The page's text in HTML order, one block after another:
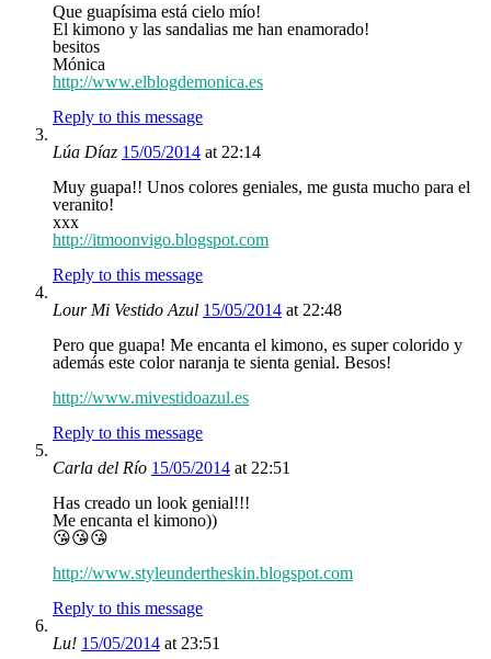
Que guapísima está cielo mío!
El kimono y las sandalias me han enamorado!
besitos
Mónica
http://www.elblogdemonica.es
Reply to this message
Lúa Díaz 15/05/2014 at 22:14
Muy guapa!! Unos colores geniales, me gusta mucho para el
veranito!
xxx
http://itmoonvigo.blogspot.com
Reply to this message
Lour Mi Vestido Azul 15/05/2014 at 22:48
Pero que guapa! Me encanta el kimono, es super colorido y
además este color naranja te sienta genial. Besos!
http://www.mivestidoazul.es
Reply to this message
Carla del Río 15/05/2014 at 22:51
Has creado un look genial!!!
Me encanta el kimono))
😘😘😘
http://www.styleundertheskin.blogspot.com
Reply to this message
Lu! 15/05/2014 at 23:51